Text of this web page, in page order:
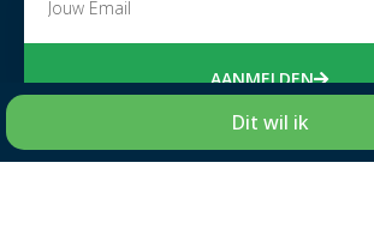
Dit wil ik
AANMELDEN